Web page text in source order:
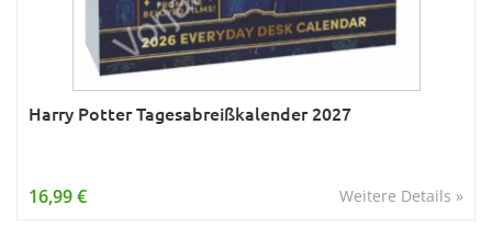
Harry Potter Tagesabreißkalender 2027
Weitere Details »
16,99 €